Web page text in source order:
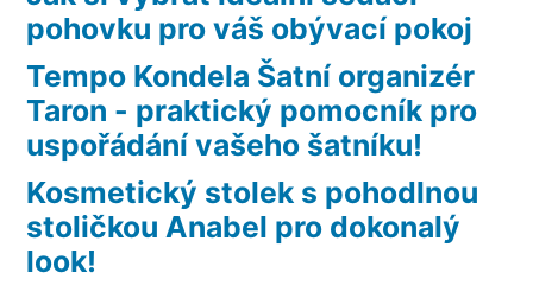
pohovku pro váš obývací pokoj
Tempo Kondela Šatní organizér
Taron - praktický pomocník pro
uspořádání vašeho šatníku!
Kosmetický stolek s pohodlnou
stoličkou Anabel pro dokonalý
look!